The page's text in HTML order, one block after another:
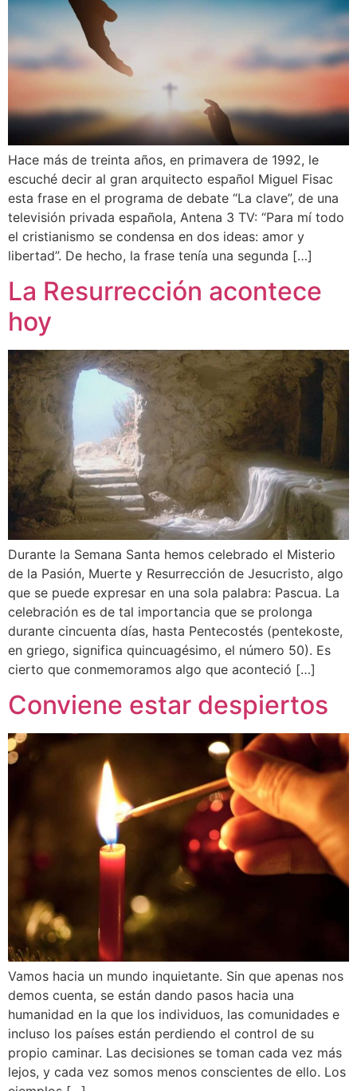
Hace más de treinta años, en primavera de 1992, le
escuché decir al gran arquitecto español Miguel Fisac
esta frase en el programa de debate “La clave”, de una
televisión privada española, Antena 3 TV: “Para mí todo
el cristianismo se condensa en dos ideas: amor y
libertad”. De hecho, la frase tenía una segunda […]
La Resurrección acontece
hoy
Durante la Semana Santa hemos celebrado el Misterio
de la Pasión, Muerte y Resurrección de Jesucristo, algo
que se puede expresar en una sola palabra: Pascua. La
celebración es de tal importancia que se prolonga
durante cincuenta días, hasta Pentecostés (pentekoste,
en griego, significa quincuagésimo, el número 50). Es
cierto que conmemoramos algo que aconteció […]
Conviene estar despiertos
Vamos hacia un mundo inquietante. Sin que apenas nos
demos cuenta, se están dando pasos hacia una
humanidad en la que los individuos, las comunidades e
incluso los países están perdiendo el control de su
propio caminar. Las decisiones se toman cada vez más
lejos, y cada vez somos menos conscientes de ello. Los